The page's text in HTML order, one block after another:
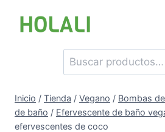
Buscar
por:
Inicio / Tienda / Vegano / Bombas
de baño / Efervescente de baño
efervescentes de coco